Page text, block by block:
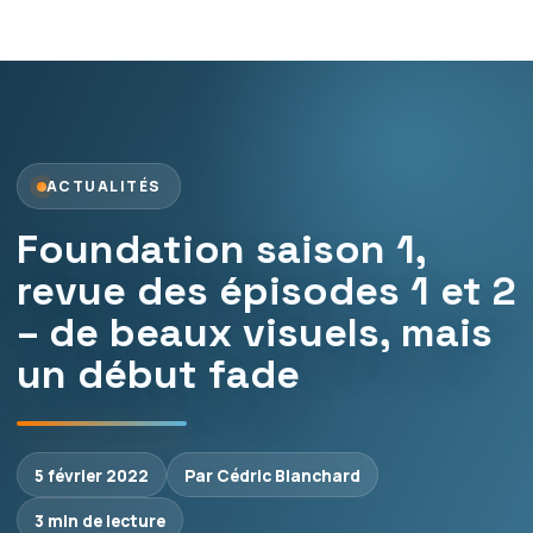
ACTUALITÉS
Foundation saison 1,
revue des épisodes 1 et 2
– de beaux visuels, mais
un début fade
5 février 2022
Par Cédric Blanchard
3 min de lecture